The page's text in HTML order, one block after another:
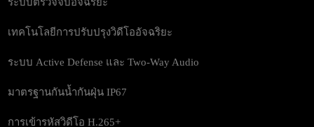
เทคโนโลยีการปรับปรุงวิดีโออัจฉริยะ
ระบบ Active Defense และ Two-Way Audio
มาตรฐานกันน้ำกันฝุ่น IP67
การเข้ารหัสวิดีโอ H.265+